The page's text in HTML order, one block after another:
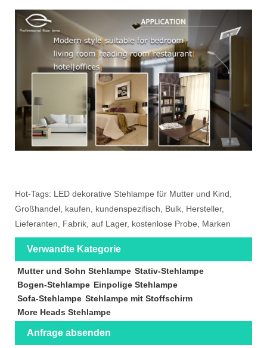
Hot-Tags: LED dekorative Stehlampe für Mutter und Kind,
Großhandel, kaufen, kundenspezifisch, Bulk, Hersteller,
Lieferanten, Fabrik, auf Lager, kostenlose Probe, Marken
Verwandte Kategorie
Mutter und Sohn Stehlampe Stativ-Stehlampe
Bogen-Stehlampe Einpolige Stehlampe
Sofa-Stehlampe Stehlampe mit Stoffschirm
More Heads Stehlampe
Anfrage absenden